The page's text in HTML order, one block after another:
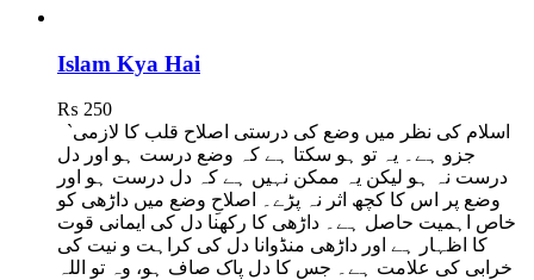
Islam Kya Hai
₨ 250
`اسلام کی نظر میں وضع کی درستی اصلاح قلب کا لازمی
جزو ہے۔ یہ تو ہو سکتا ہے کہ وضع درست ہو اور دل
درست نہ ہو لیکن یہ ممکن نہیں ہے کہ دل درست ہو اور
وضع پر اس کا کچھ اثر نہ پڑے۔ اصلاحِ وضع میں داڑھی کو
خاص اہمیت حاصل ہے۔ داڑھی کا رکھنا دل کی ایمانی قوت
کا اظہار ہے اور داڑھی منڈوانا دل کی کراہت و نیت کی
خرابی کی علامت ہے۔ جس کا دل پاک صاف ہو، وہ تو اللہ